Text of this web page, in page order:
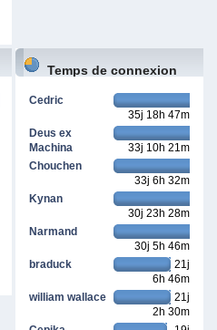
Temps de connexion
Cedric
35j 18h 47m
Deus ex
Machina
33j 10h 21m
Chouchen
33j 6h 32m
Kynan
30j 23h 28m
Narmand
30j 5h 46m
braduck
21j
6h 46m
william wallace
21j
2h 30m